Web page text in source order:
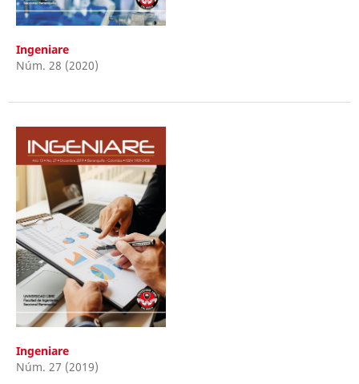
Ingeniare
Núm. 28 (2020)
Ingeniare
Núm. 27 (2019)